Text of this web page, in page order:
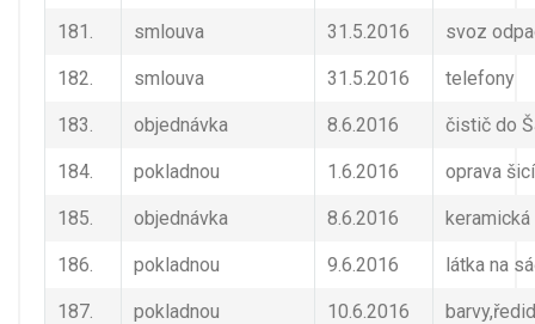
181. smlouva 31.5.2016 svoz
182. smlouva 31.5.2016 telefony
183. objednávka 8.6.2016 čistič do
184. pokladnou 1.6.2016 oprava
185. objednávka 8.6.2016 keramická
186. pokladnou 9.6.2016 látka na
187. pokladnou 10.6.2016